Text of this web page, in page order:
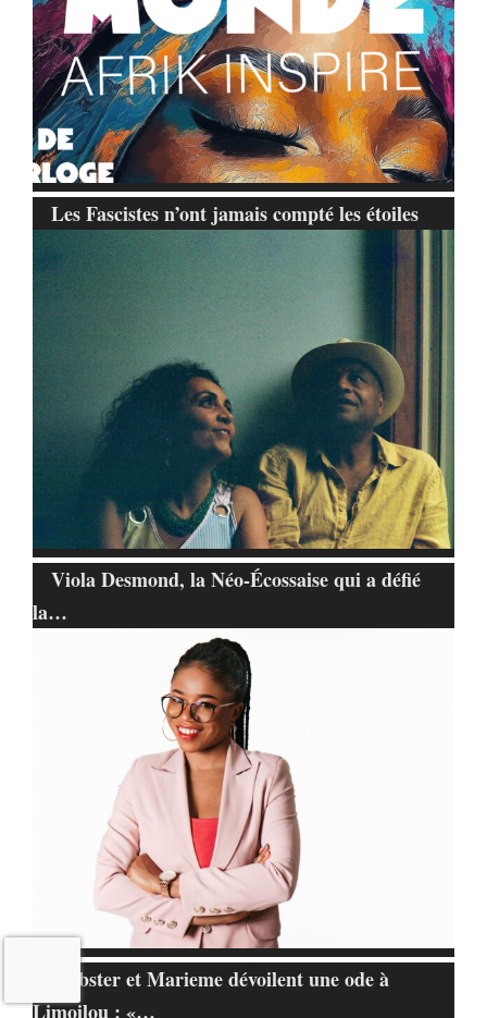
Les Fascistes n’ont jamais compté les étoiles
Viola Desmond, la Néo-Écossaise qui a défié
la…
Webster et Marieme dévoilent une ode à
Limoilou : «…